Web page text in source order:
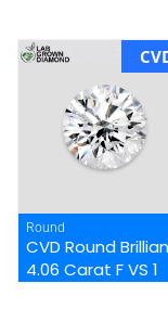
Round
CVD Round
4.06 Carat F VS 1